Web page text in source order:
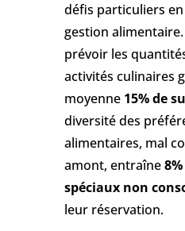
défis particuliers
gestion
prévoir les
activités culinaires
moyenne 15% de
diversité des
alimentaires, mal
amont, entraîne
spéciaux non
leur réservation.